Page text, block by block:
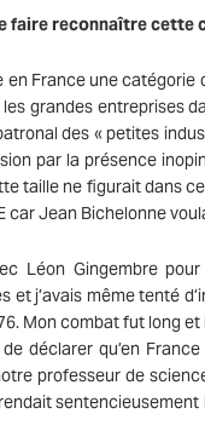
reconnaître cette
France une catégorie
grandes entreprises
des « petites
par la présence
taille ne figurait dans
car Jean Bichelonne
Léon Gingembre
et j’avais même tenté
Mon combat fut long
déclarer qu’en
professeur de